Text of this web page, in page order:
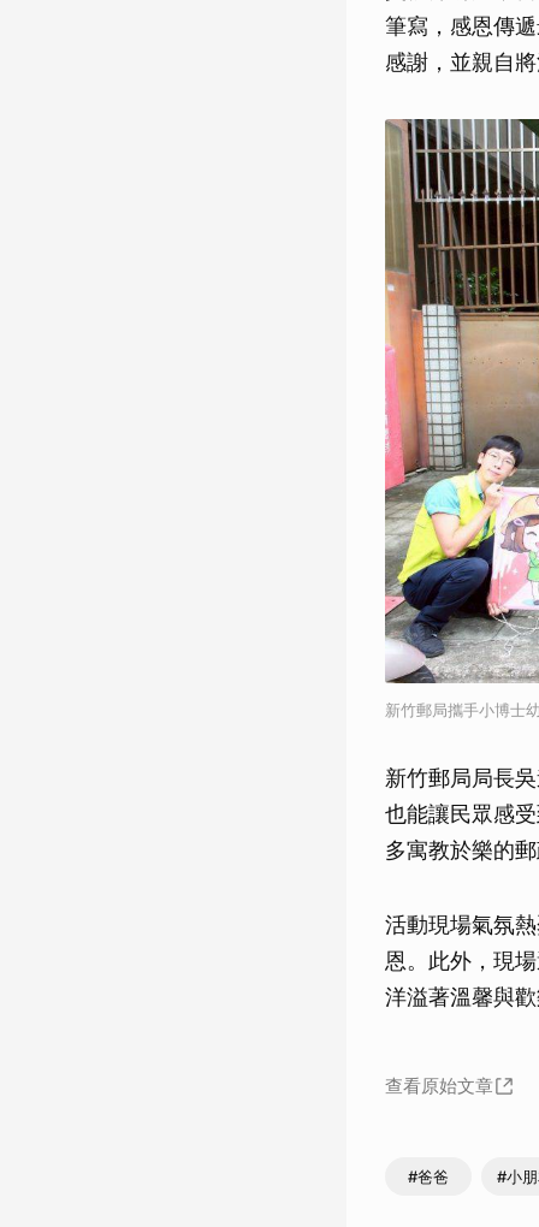
筆寫，感恩傳
感謝，並親自
新竹郵局攜手小博士
新竹郵局局長
也能讓民眾感
多寓教於樂的
活動現場氣氛
恩。此外，現
洋溢著溫馨與
查看原始文章
#爸爸 #小